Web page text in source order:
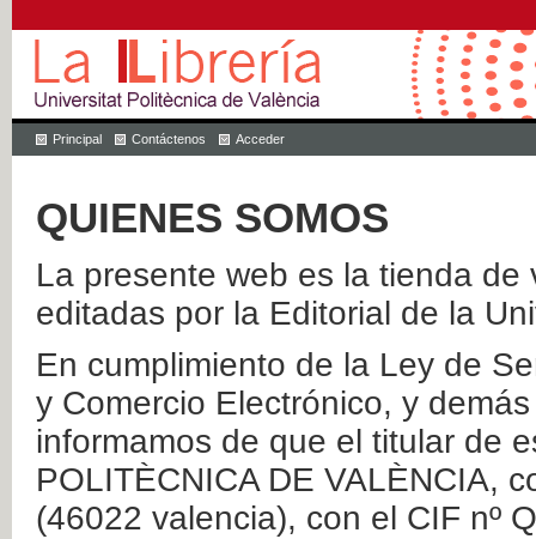
Principal Contáctenos Acceder
QUIENES SOMOS
La presente web es la tienda
editadas por la Editorial de la
En cumplimiento de la Ley de
y Comercio Electrónico, y
informamos de que el titular de
POLITÈCNICA DE VALÈNCIA,
(46022 valencia), con el CIF nº